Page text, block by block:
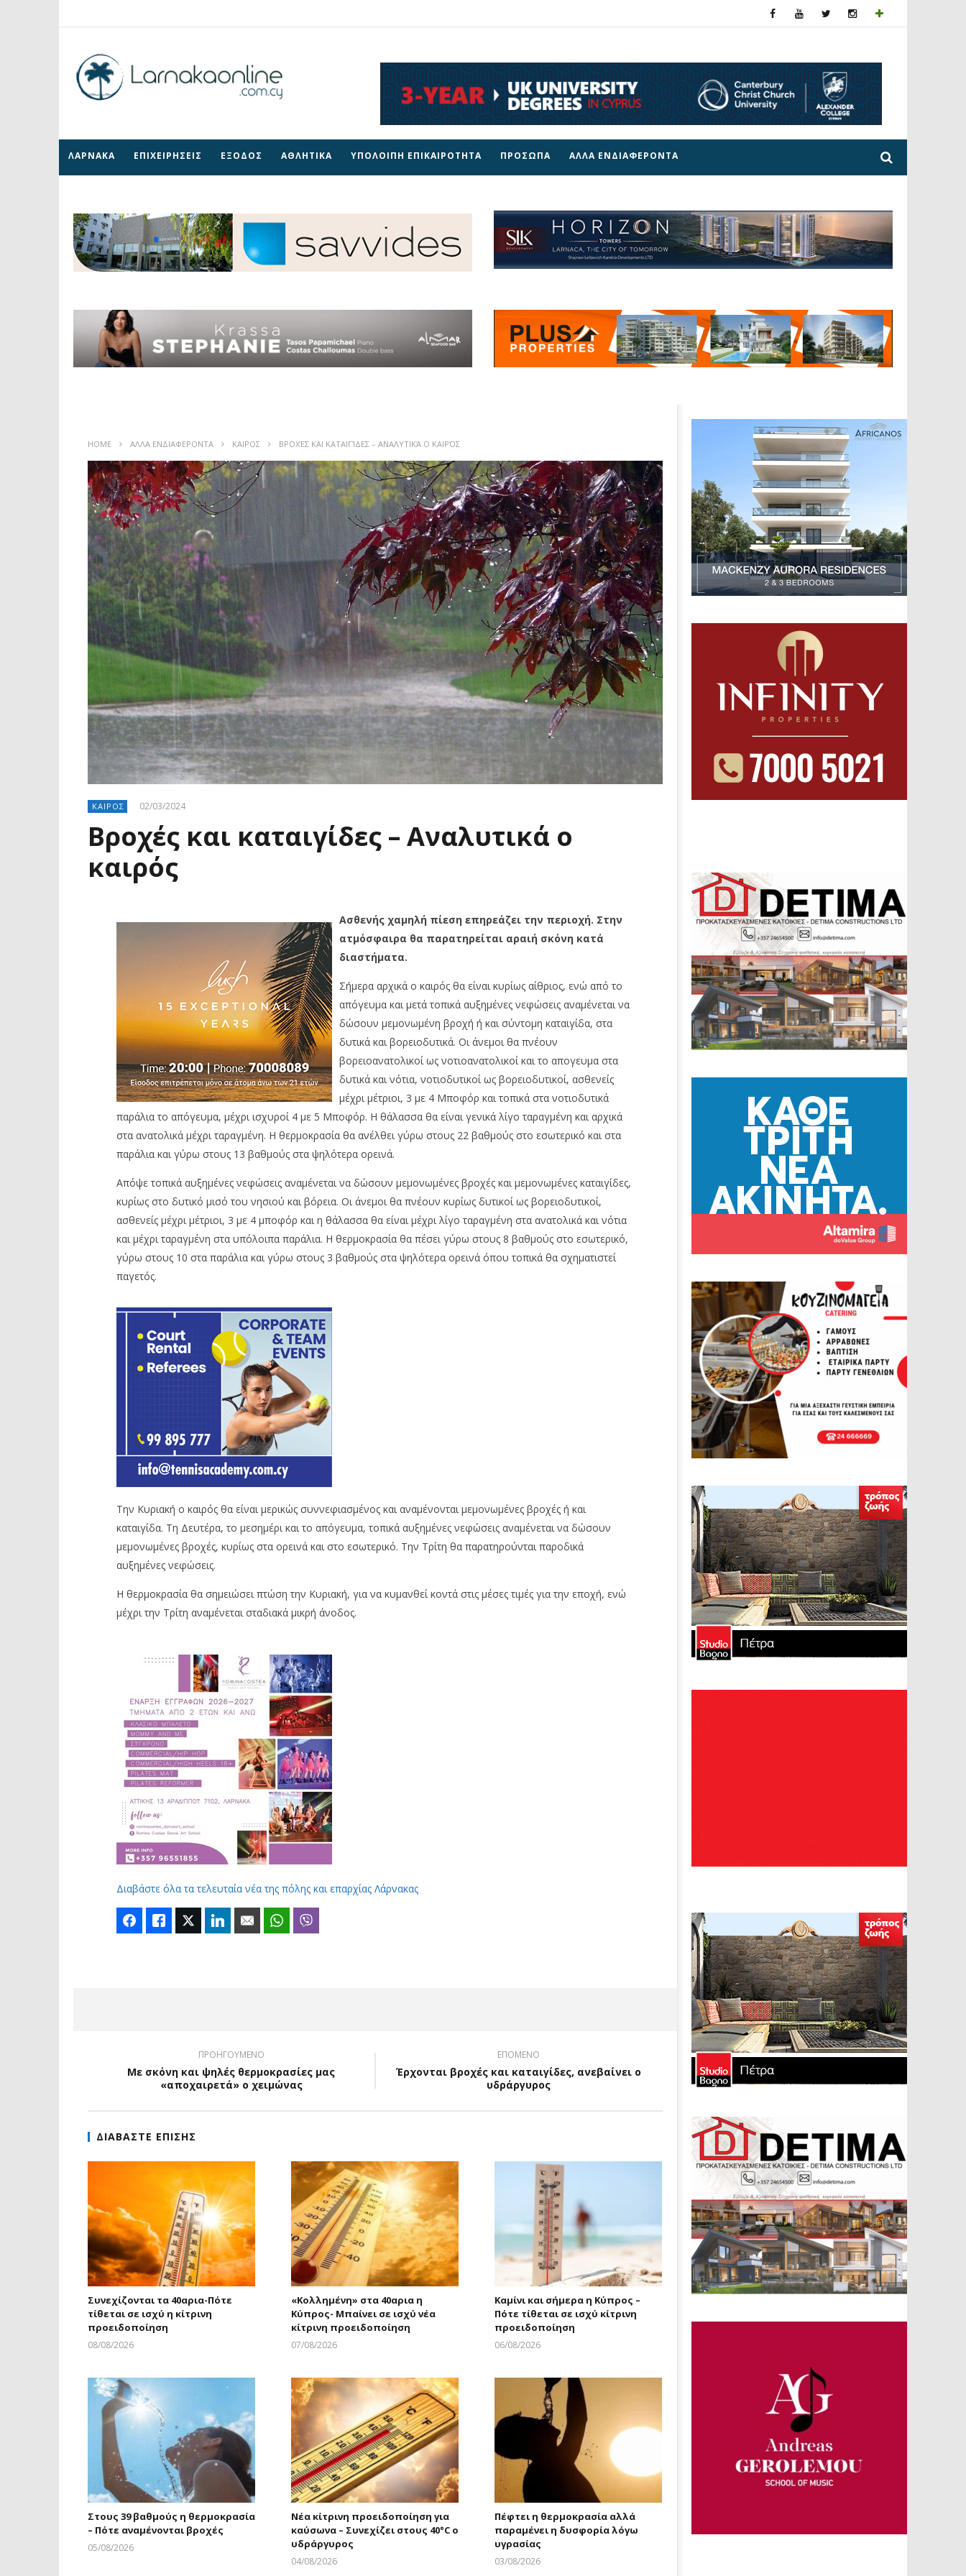
ΛΑΡΝΑΚΑ ΕΠΙΧΕΙΡΗΣΕΙΣ ΕΞΟΔΟΣ ΑΘΛΗΤΙΚΑ ΥΠΟΛΟΙΠΗ ΕΠΙΚΑΙΡΟΤΗΤΑ ΠΡΟΣΩΠΑ ΑΛΛΑ ΕΝΔΙΑΦΕΡΟΝΤΑ
HOME ΑΛΛΑ ΕΝΔΙΑΦΕΡΟΝΤΑ ΚΑΙΡΟΣ ΒΡΟΧΈΣ ΚΑΙ ΚΑΤΑΙΓΊΔΕΣ – ΑΝΑΛΥΤΙΚΆ Ο ΚΑΙΡΌΣ
ΚΑΙΡΟΣ 02/03/2024
Βροχές και καταιγίδες – Αναλυτικά ο
καιρός
Ασθενής χαμηλή πίεση επηρεάζει την περιοχή. Στην
ατμόσφαιρα θα παρατηρείται αραιή σκόνη κατά
διαστήματα.
Σήμερα αρχικά ο καιρός θα είναι κυρίως αίθριος, ενώ από το
απόγευμα και μετά τοπικά αυξημένες νεφώσεις αναμένεται να
δώσουν μεμονωμένη βροχή ή και σύντομη καταιγίδα, στα
δυτικά και βορειοδυτικά. Οι άνεμοι θα πνέουν
βορειοανατολικοί ως νοτιοανατολικοί και το απογευμα στα
δυτικά και νότια, νοτιοδυτικοί ως βορειοδυτικοί, ασθενείς
μέχρι μέτριοι, 3 με 4 Μποφόρ και τοπικά στα νοτιοδυτικά
παράλια το απόγευμα, μέχρι ισχυροί 4 με 5 Μποφόρ. Η θάλασσα θα είναι γενικά λίγο ταραγμένη και αρχικά
στα ανατολικά μέχρι ταραγμένη. Η θερμοκρασία θα ανέλθει γύρω στους 22 βαθμούς στο εσωτερικό και στα
παράλια και γύρω στους 13 βαθμούς στα ψηλότερα ορεινά.
Απόψε τοπικά αυξημένες νεφώσεις αναμένεται να δώσουν μεμονωμένες βροχές και μεμονωμένες καταιγίδες,
κυρίως στο δυτικό μισό του νησιού και βόρεια. Οι άνεμοι θα πνέουν κυρίως δυτικοί ως βορειοδυτικοί,
ασθενείς μέχρι μέτριοι, 3 με 4 μποφόρ και η θάλασσα θα είναι μέχρι λίγο ταραγμένη στα ανατολικά και νότια
και μέχρι ταραγμένη στα υπόλοιπα παράλια. Η θερμοκρασία θα πέσει γύρω στους 8 βαθμούς στο εσωτερικό,
γύρω στους 10 στα παράλια και γύρω στους 3 βαθμούς στα ψηλότερα ορεινά όπου τοπικά θα σχηματιστεί
παγετός.
Την Κυριακή ο καιρός θα είναι μερικώς συννεφιασμένος και αναμένονται μεμονωμένες βροχές ή και
καταιγίδα. Τη Δευτέρα, το μεσημέρι και το απόγευμα, τοπικά αυξημένες νεφώσεις αναμένεται να δώσουν
μεμονωμένες βροχές, κυρίως στα ορεινά και στο εσωτερικό. Την Τρίτη θα παρατηρούνται παροδικά
αυξημένες νεφώσεις.
H θερμοκρασία θα σημειώσει πτώση την Κυριακή, για να κυμανθεί κοντά στις μέσες τιμές για την εποχή, ενώ
μέχρι την Τρίτη αναμένεται σταδιακά μικρή άνοδος.
Διαβάστε όλα τα τελευταία νέα της πόλης και επαρχίας Λάρνακας
FacebookLike Twitter LinkedIn Email WhatsApp
ΠΡΟΗΓΟΥΜΕΝΟ
Με σκόνη και ψηλές θερμοκρασίες μας
«αποχαιρετά» ο χειμώνας
ΕΠΟΜΕΝΟ
Έρχονται βροχές και καταιγίδες, ανεβαίνει ο
υδράργυρος
ΔΙΑΒΑΣΤΕ ΕΠΙΣΗΣ
Συνεχίζονται τα 40αρια-Πότε
τίθεται σε ισχύ η κίτρινη
προειδοποίηση
08/08/2026
«Κολλημένη» στα 40αρια η
Κύπρος- Μπαίνει σε ισχύ νέα
κίτρινη προειδοποίηση
07/08/2026
Καμίνι και σήμερα η Κύπρος –
Πότε τίθεται σε ισχύ κίτρινη
προειδοποίηση
06/08/2026
Στους 39 βαθμούς η θερμοκρασία
– Πότε αναμένονται βροχές
05/08/2026
Νέα κίτρινη προειδοποίηση για
καύσωνα – Συνεχίζει στους 40°C ο
υδράργυρος
04/08/2026
Πέφτει η θερμοκρασία αλλά
παραμένει η δυσφορία λόγω
υγρασίας
03/08/2026